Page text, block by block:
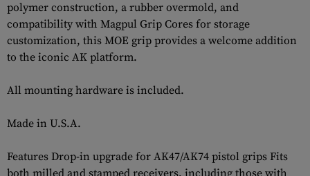
polymer construction, a rubber overmold, and
compatibility with Magpul Grip Cores for storage
customization, this MOE grip provides a welcome addition
to the iconic AK platform.
All mounting hardware is included.
Made in U.S.A.
Features Drop-in upgrade for AK47/AK74 pistol grips Fits
both milled and stamped receivers, including those with